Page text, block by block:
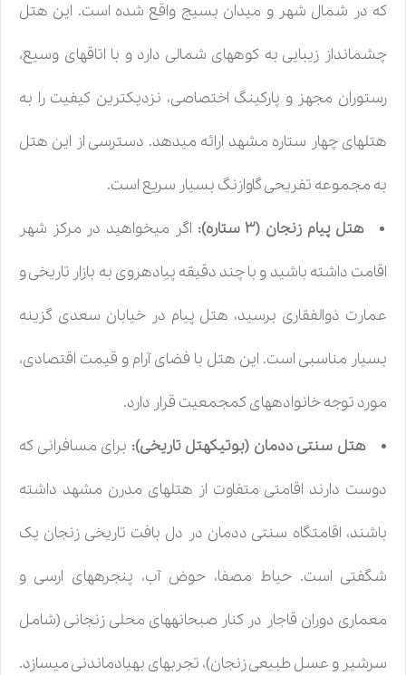
که در شمال شهر و میدان بسیج واقع شده است. این هتل
چشمانداز زیبایی به کوههای شمالی دارد و با اتاقهای وسیع،
رستوران مجهز و پارکینگ اختصاصی، نزدیکترین کیفیت را به
هتلهای چهار ستاره مشهد ارائه میدهد. دسترسی از این هتل
به مجموعه تفریحی گاوازنگ بسیار سریع است.
هتل پیام زنجان (۳ ستاره): اگر میخواهید در مرکز شهر
اقامت داشته باشید و با چند دقیقه پیادهروی به بازار تاریخی و
عمارت ذوالفقاری برسید، هتل پیام در خیابان سعدی گزینه
بسیار مناسبی است. این هتل با فضای آرام و قیمت اقتصادی،
مورد توجه خانوادههای کمجمعیت قرار دارد.
هتل سنتی ددمان (بوتیکهتل تاریخی): برای مسافرانی که
دوست دارند اقامتی متفاوت از هتلهای مدرن مشهد داشته
باشند، اقامتگاه سنتی ددمان در دل بافت تاریخی زنجان یک
شگفتی است. حیاط مصفا، حوض آب، پنجرههای ارسی و
معماری دوران قاجار در کنار صبحانههای محلی زنجانی (شامل
سرشیر و عسل طبیعی زنجان)، تجربهای بهیادماندنی میسازد.